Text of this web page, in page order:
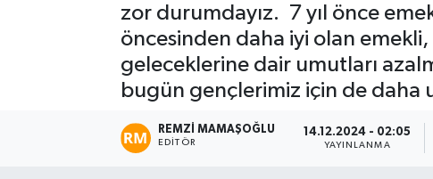
zor durumdayız. 7 yıl önce
öncesinden daha iyi olan
geleceklerine dair umutları
bugün gençlerimiz için de daha
REMZI MAMAŞOĞLU
EDITÖR
14.12.2024 - 02:05
YAYINLANMA
Haber Arşivi